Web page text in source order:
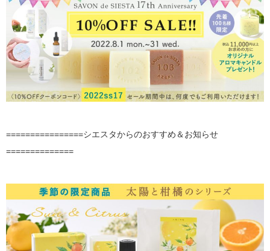
================シエスタからのおすすめ＆お知らせ
==============